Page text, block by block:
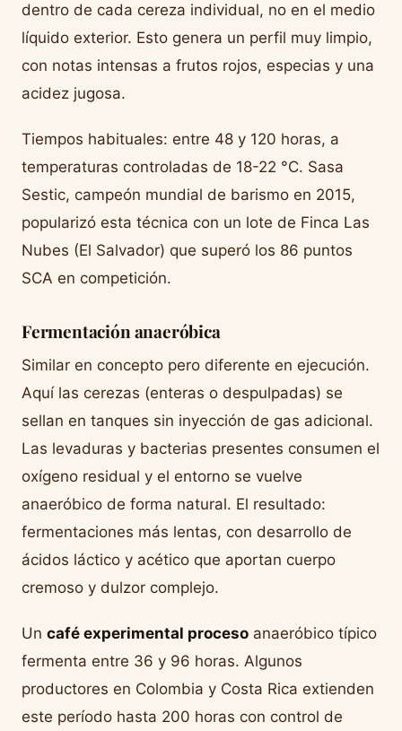
dentro de cada cereza individual, no en el medio
líquido exterior. Esto genera un perfil muy limpio,
con notas intensas a frutos rojos, especias y una
acidez jugosa.
Tiempos habituales: entre 48 y 120 horas, a
temperaturas controladas de 18-22 °C. Sasa
Sestic, campeón mundial de barismo en 2015,
popularizó esta técnica con un lote de Finca Las
Nubes (El Salvador) que superó los 86 puntos
SCA en competición.
Fermentación anaeróbica
Similar en concepto pero diferente en ejecución.
Aquí las cerezas (enteras o despulpadas) se
sellan en tanques sin inyección de gas adicional.
Las levaduras y bacterias presentes consumen el
oxígeno residual y el entorno se vuelve
anaeróbico de forma natural. El resultado:
fermentaciones más lentas, con desarrollo de
ácidos láctico y acético que aportan cuerpo
cremoso y dulzor complejo.
Un café experimental proceso anaeróbico típico
fermenta entre 36 y 96 horas. Algunos
productores en Colombia y Costa Rica extienden
este período hasta 200 horas con control de